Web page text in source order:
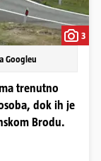
3
Googleu
trenutno
dok ih je
Brodu.